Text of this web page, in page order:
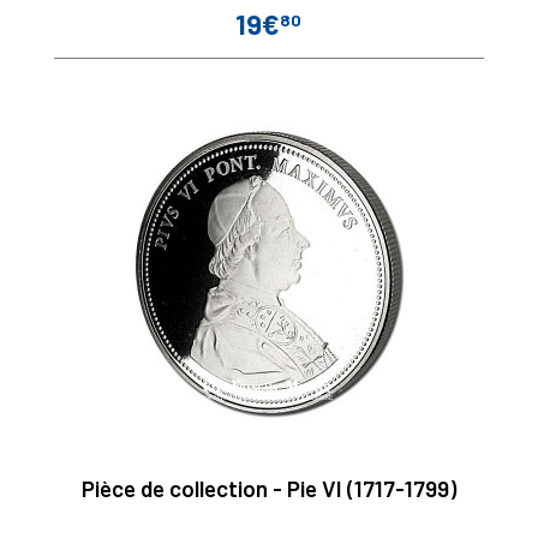
Prix
19€80
Pièce de collection - Pie VI (1717-1799)